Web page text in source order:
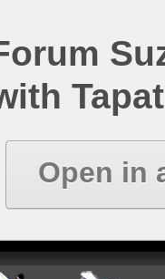
Open in